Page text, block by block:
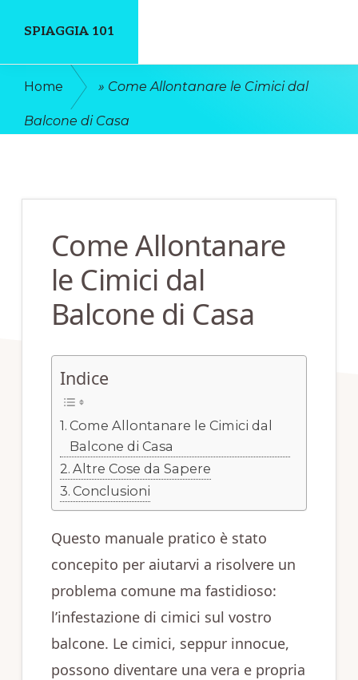
main
content
primary
sidebar
SPIAGGIA 101
Dove
Home » Come Allontanare le Cimici dal
Balcone di Casa
Come Allontanare
le Cimici dal
Balcone di Casa
Indice
Come Allontanare le Cimici dal
Balcone di Casa
Altre Cose da Sapere
Conclusioni
Questo manuale pratico è stato
concepito per aiutarvi a risolvere un
problema comune ma fastidioso:
l’infestazione di cimici sul vostro
balcone. Le cimici, seppur innocue,
possono diventare una vera e propria